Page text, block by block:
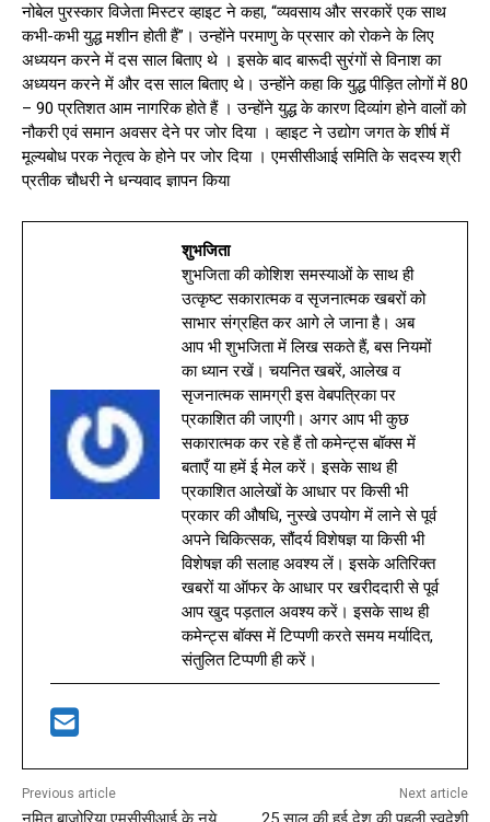
नोबेल पुरस्कार विजेता मिस्टर व्हाइट ने कहा, “व्यवसाय और सरकारें एक साथ
कभी-कभी युद्ध मशीन होती हैं”। उन्होंने परमाणु के प्रसार को रोकने के लिए
अध्ययन करने में दस साल बिताए थे । इसके बाद बारूदी सुरंगों से विनाश का
अध्ययन करने में और दस साल बिताए थे। उन्होंने कहा कि युद्ध पीड़ित लोगों में 80
– 90 प्रतिशत आम नागरिक होते हैं । उन्होंने युद्ध के कारण दिव्यांग होने वालों को
नौकरी एवं समान अवसर देने पर जोर दिया । व्हाइट ने उद्योग जगत के शीर्ष में
मूल्यबोध परक नेतृत्व के होने पर जोर दिया । एमसीसीआई समिति के सदस्य श्री
प्रतीक चौधरी ने धन्यवाद ज्ञापन किया
शुभजिता
शुभजिता की कोशिश समस्याओं के साथ ही
उत्कृष्ट सकारात्मक व सृजनात्मक खबरों को
साभार संग्रहित कर आगे ले जाना है। अब
आप भी शुभजिता में लिख सकते हैं, बस नियमों
का ध्यान रखें। चयनित खबरें, आलेख व
सृजनात्मक सामग्री इस वेबपत्रिका पर
प्रकाशित की जाएगी। अगर आप भी कुछ
सकारात्मक कर रहे हैं तो कमेन्ट्स बॉक्स में
बताएँ या हमें ई मेल करें। इसके साथ ही
प्रकाशित आलेखों के आधार पर किसी भी
प्रकार की औषधि, नुस्खे उपयोग में लाने से पूर्व
अपने चिकित्सक, सौंदर्य विशेषज्ञ या किसी भी
विशेषज्ञ की सलाह अवश्य लें। इसके अतिरिक्त
खबरों या ऑफर के आधार पर खरीददारी से पूर्व
आप खुद पड़ताल अवश्य करें। इसके साथ ही
कमेन्ट्स बॉक्स में टिप्पणी करते समय मर्यादित,
संतुलित टिप्पणी ही करें।
Previous article Next article